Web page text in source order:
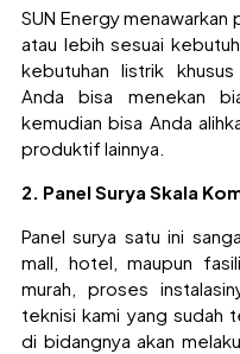
SUN Energy
atau lebih sesuai
kebutuhan listrik
Anda bisa menekan
kemudian bisa Anda
produktif lainnya.
2. Panel Surya Skala
Panel surya satu ini
mall, hotel, maupun
murah, proses
teknisi kami yang sudah
di bidangnya akan